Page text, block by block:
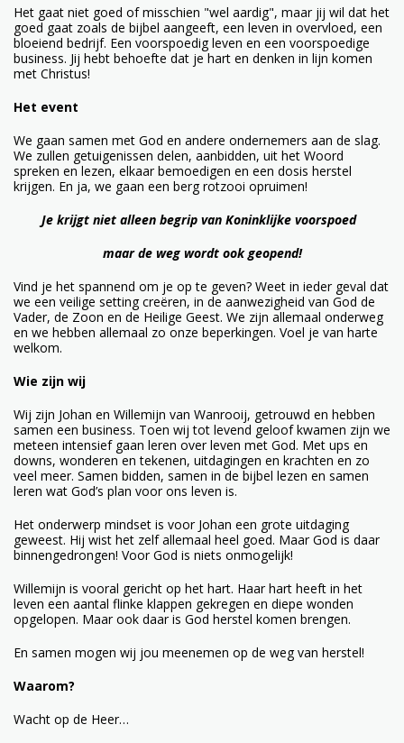
Het gaat niet goed of misschien "wel aardig", maar jij wil dat het
goed gaat zoals de bijbel aangeeft, een leven in overvloed, een
bloeiend bedrijf. Een voorspoedig leven en een voorspoedige
business. Jij hebt behoefte dat je hart en denken in lijn komen
met Christus!
Het event
We gaan samen met God en andere ondernemers aan de slag.
We zullen getuigenissen delen, aanbidden, uit het Woord
spreken en lezen, elkaar bemoedigen en een dosis herstel
krijgen. En ja, we gaan een berg rotzooi opruimen!
Je krijgt niet alleen begrip van Koninklijke voorspoed
maar de weg wordt ook geopend!
Vind je het spannend om je op te geven? Weet in ieder geval dat
we een veilige setting creëren, in de aanwezigheid van God de
Vader, de Zoon en de Heilige Geest. We zijn allemaal onderweg
en we hebben allemaal zo onze beperkingen. Voel je van harte
welkom.
Wie zijn wij
Wij zijn Johan en Willemijn van Wanrooij, getrouwd en hebben
samen een business. Toen wij tot levend geloof kwamen zijn we
meteen intensief gaan leren over leven met God. Met ups en
downs, wonderen en tekenen, uitdagingen en krachten en zo
veel meer. Samen bidden, samen in de bijbel lezen en samen
leren wat God’s plan voor ons leven is.
Het onderwerp mindset is voor Johan een grote uitdaging
geweest. Hij wist het zelf allemaal heel goed. Maar God is daar
binnengedrongen! Voor God is niets onmogelijk!
Willemijn is vooral gericht op het hart. Haar hart heeft in het
leven een aantal flinke klappen gekregen en diepe wonden
opgelopen. Maar ook daar is God herstel komen brengen.
En samen mogen wij jou meenemen op de weg van herstel!
Waarom?
Wacht op de Heer…